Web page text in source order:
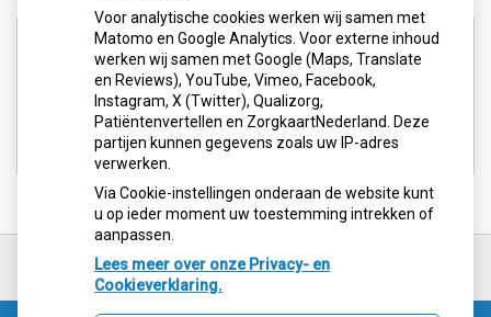
Aangesloten bij:
de
Voor analytische cookies werken wij samen met
Matomo en Google Analytics. Voor externe inhoud
werken wij samen met Google (Maps, Translate
en Reviews), YouTube, Vimeo, Facebook,
Instagram, X (Twitter), Qualizorg,
Patiëntenvertellen en ZorgkaartNederland. Deze
partijen kunnen gegevens zoals uw IP-adres
verwerken.
Via Cookie-instellingen onderaan de website kunt
u op ieder moment uw toestemming intrekken of
aanpassen.
Lees meer over onze Privacy- en
Cookieverklaring.